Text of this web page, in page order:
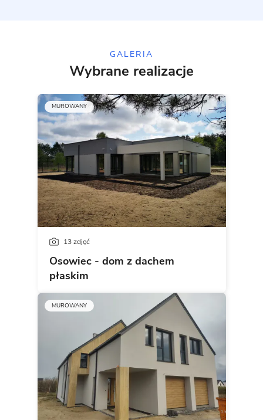
GALERIA
Wybrane realizacje
MUROWANY
13 zdjęć
Osowiec - dom z dachem
płaskim
MUROWANY